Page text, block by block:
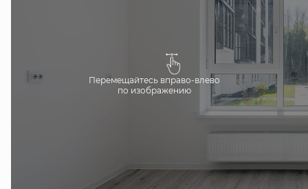
Перемещайтесь вправо-влево
по изображению